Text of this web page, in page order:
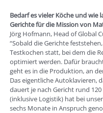
Bedarf es vieler Köche und wie
Gerichte für die Mission von
Jörg Hofmann, Head of Global
“Sobald die Gerichte
Testkochen statt, bei dem die
optimiert werden. Dafür
geht es in die Produktion, an
Das eigentliche Autoklavieren,
dauert je nach Gericht rund
(inklusive Logistik) hat bei
sechs Monate in Anspruch